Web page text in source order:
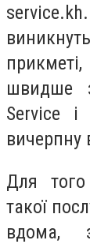
швидше
Service і
вичерпну
Для
такої
вдома,